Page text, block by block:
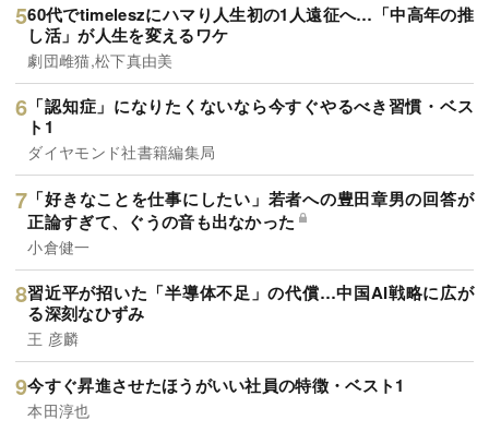
60代でtimeleszにハマり人生初の1人遠征へ…「中高年の推
し活」が人生を変えるワケ
劇団雌猫,松下真由美
「認知症」になりたくないなら今すぐやるべき習慣・ベス
ト1
ダイヤモンド社書籍編集局
「好きなことを仕事にしたい」若者への豊田章男の回答が
正論すぎて、ぐうの音も出なかった
小倉健一
習近平が招いた「半導体不足」の代償…中国AI戦略に広が
る深刻なひずみ
王 彦麟
今すぐ昇進させたほうがいい社員の特徴・ベスト1
本田淳也